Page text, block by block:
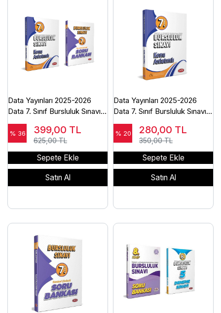
Data Yayınları 2025-2026
Data 7. Sınıf Bursluluk Sınavı
Konu + Soru Bankası Seti-
2025
% 36 399,00 TL
625,00 TL
Sepete Ekle
Satın Al
Data Yayınları 2025-2026
Data 7. Sınıf Bursluluk Sınavı
Konu Anlatımlı-2025
% 20 280,00 TL
350,00 TL
Sepete Ekle
Satın Al